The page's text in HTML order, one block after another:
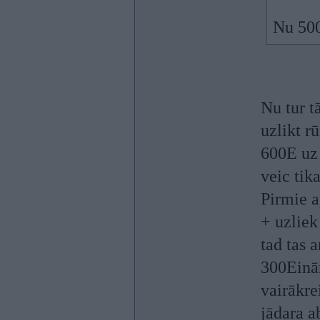
Nu
Nu tur
uzlikt
600E
veic
Pirmie
+ uzliek
tad tas
jādara